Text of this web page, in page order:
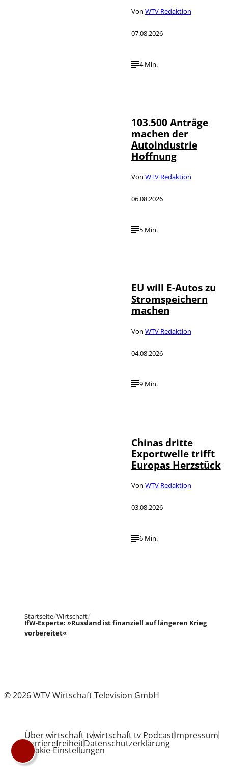
Von WTV Redaktion
07.08.2026
4 Min.
103.500 Anträge
machen der
Autoindustrie
Hoffnung
Von WTV Redaktion
06.08.2026
5 Min.
EU will E-Autos zu
Stromspeichern
machen
Von WTV Redaktion
04.08.2026
9 Min.
Chinas dritte
Exportwelle trifft
Europas Herzstück
Von WTV Redaktion
03.08.2026
6 Min.
Startseite Wirtschaft
IfW-Experte: »Russland ist finanziell auf längeren Krieg
vorbereitet«
© 2026 WTV Wirtschaft Television GmbH
Über wirtschaft tvwirtschaft tv PodcastImpressum
BarrierefreiheitDatenschutzerklärung
Cookie-Einstellungen